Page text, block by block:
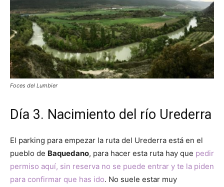
Foces del Lumbier
Día 3. Nacimiento del río Urederra
El parking para empezar la ruta del Urederra está en el
pueblo de Baquedano, para hacer esta ruta hay que pedir
permiso aquí, sin reserva no se puede entrar y te la piden
para confirmar que has ido. No suele estar muy